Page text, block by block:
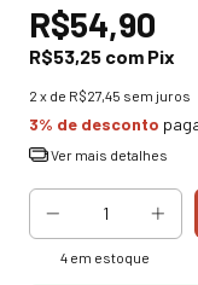
R$54,90
R$53,25 com Pix
2 x de R$27,45 sem juros
3% de desconto
Ver mais detalhes
4 em estoque